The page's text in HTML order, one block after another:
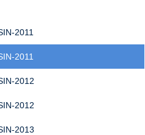
2011
2011
2012
2012
2013